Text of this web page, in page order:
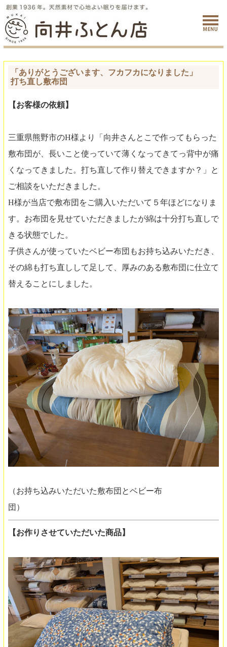
「ありがとうございます、フカフカになりました」
打ち直し敷布団
【お客様の依頼】
三重県熊野市のH様より「向井さんとこで作ってもらった
敷布団が、長いこと使っていて薄くなってきてっ背中が痛
くなってきました。打ち直して作り替えできますか？」と
ご相談をいただきました。
H様が当店で敷布団をご購入いただいて５年ほどになりま
す。お布団を見せていただきましたが綿は十分打ち直しで
きる状態でした。
子供さんが使っていたベビー布団もお持ち込みいただき、
その綿も打ち直しして足して、厚みのある敷布団に仕立て
替えることにしました。
（お持ち込みいただいた敷布団とベビー布
団）
【お作りさせていただいた商品】